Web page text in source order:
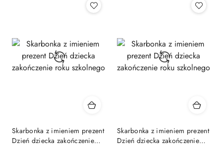
Skarbonka z imieniem prezent
Dzień dziecka zakończenie
Skarbonka z imieniem prezent
Dzień dziecka zakończenie